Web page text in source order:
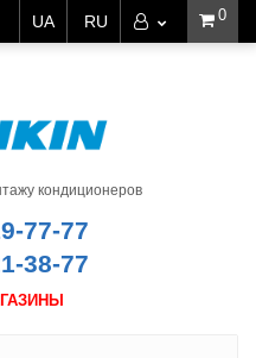
0
UA RU
кондиционеров
77-77
38-77